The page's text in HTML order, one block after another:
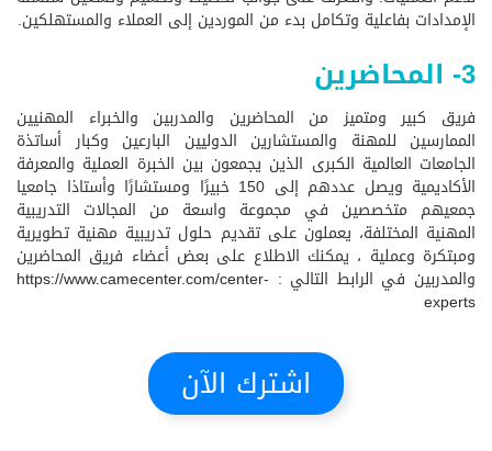
الإمدادات بفاعلية وتكامل بدء من الموردين إلى العملاء والمستهلكين.
3- المحاضرين
فريق كبير ومتميز من المحاضرين والمدربين والخبراء المهنيين
الممارسين للمهنة والمستشارين الدوليين البارعين وكبار أساتذة
الجامعات العالمية الكبرى الذين يجمعون بين الخبرة العملية والمعرفة
الأكاديمية ويصل عددهم إلى 150 خبيرًا ومستشارًا وأستاذا جامعيا
جمعيهم متخصصين في مجموعة واسعة من المجالات التدريبية
المهنية المختلفة، يعملون على تقديم حلول تدريبية مهنية تطويرية
ومبتكرة وعملية ، يمكنك الاطلاع على بعض أعضاء فريق المحاضرين
والمدربين في الرابط التالي : https://www.camecenter.com/center-
experts
اشترك الآن